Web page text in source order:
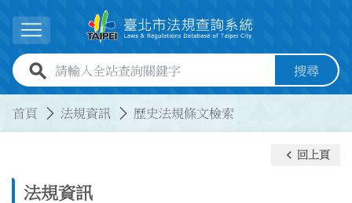
展開選單
全站查詢關鍵字欄位 搜尋
首頁 法規資訊 歷史法規條文檢索
法規資訊
keyboard_arrow_left 回上頁